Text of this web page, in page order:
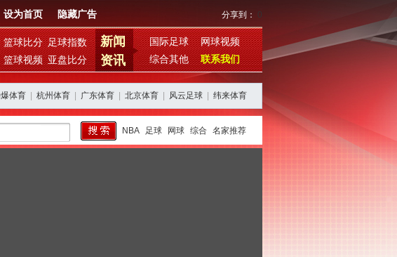
设为首页 隐藏广告 分享到： 0
篮球比分 足球指数
篮球视频 亚盘比分
新闻
资讯
国际足球
网球视频
综合其他
联系我们
体育 杭州体育 广东体育 北京体育 风云足球 纬来体育
皇马之路为何停滞？ 西班牙阿根廷再续恩怨，期待欧美杯对决
NBA 足球 网球 综合 名家推荐